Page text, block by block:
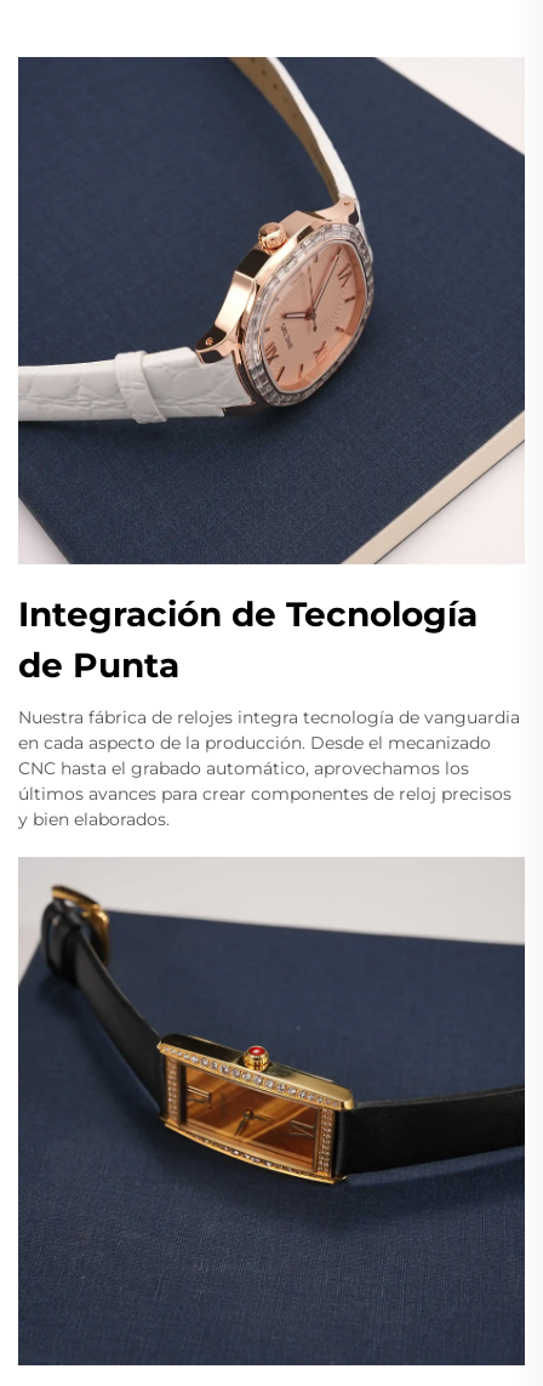
Integración de Tecnología
de Punta
Nuestra fábrica de relojes integra tecnología de vanguardia
en cada aspecto de la producción. Desde el mecanizado
CNC hasta el grabado automático, aprovechamos los
últimos avances para crear componentes de reloj precisos
y bien elaborados.